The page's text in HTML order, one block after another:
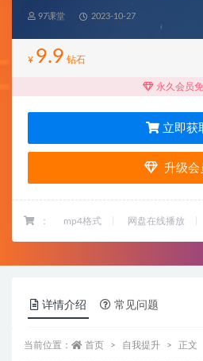
97课堂 2023-10-27
¥ 9.9 钻石
永久会员
立即获
升级会
： mp4格式 网盘在线播放
详情介绍 常见问题
当前位置： 首页 自我提升 正文